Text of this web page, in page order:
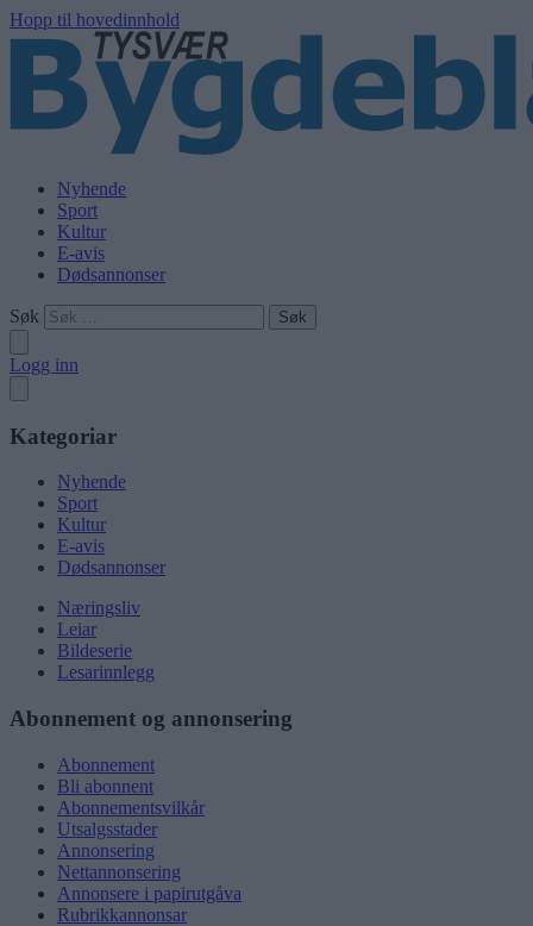
Hopp til hovedinnhold
Nyhende
Sport
Kultur
E-avis
Dødsannonser
Søk
Logg inn
Kategoriar
Nyhende
Sport
Kultur
E-avis
Dødsannonser
Næringsliv
Leiar
Bildeserie
Lesarinnlegg
Abonnement og annonsering
Abonnement
Bli abonnent
Abonnementsvilkår
Utsalgsstader
Annonsering
Nettannonsering
Annonsere i papirutgåva
Rubrikkannonsar